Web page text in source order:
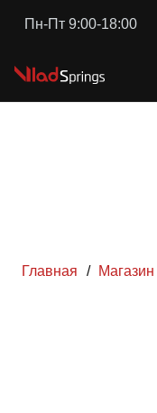
Пн-Пт 9:00-18:00
Главная / Магазин